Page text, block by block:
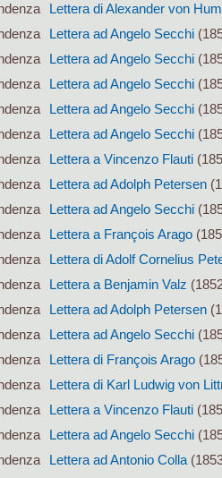
Lettera di Alexander von
Lettera ad Angelo Secchi
Lettera ad Angelo Secchi
Lettera ad Angelo Secchi
Lettera ad Angelo Secchi
Lettera ad Angelo Secchi
Lettera a Vincenzo Flauti
Lettera ad Adolph Petersen
Lettera ad Angelo Secchi
Lettera a François Arago
Lettera di Adolf Cornelius
Lettera a Benjamin Valz
Lettera ad Adolph Petersen
Lettera ad Angelo Secchi
Lettera di François Arago
Lettera di Karl Ludwig von
Lettera a Vincenzo Flauti
Lettera ad Angelo Secchi
Lettera ad Antonio Colla